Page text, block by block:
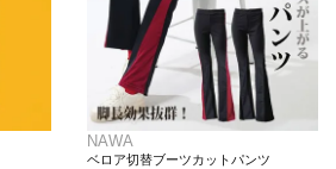
NAWA
ベロア切替ブーツカットパンツ